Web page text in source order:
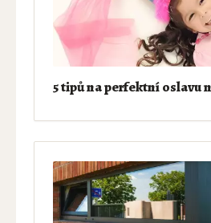
5 tipů na perfektní oslavu